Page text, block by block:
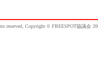
reserved, Copyright © FREESPOT協議会